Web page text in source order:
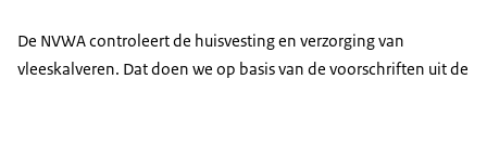
De NVWA controleert de huisvesting en verzorging van
vleeskalveren. Dat doen we op basis van de voorschriften uit de